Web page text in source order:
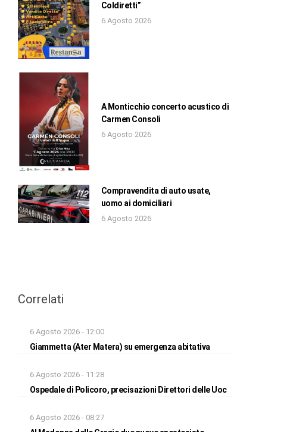
Coldiretti”
6 Agosto 2026
A Monticchio concerto acustico di
Carmen Consoli
6 Agosto 2026
Compravendita di auto usate,
uomo ai domiciliari
6 Agosto 2026
Correlati
6 Agosto 2026 - 12:00
Giammetta (Ater Matera) su emergenza abitativa
6 Agosto 2026 - 11:28
Ospedale di Policoro, precisazioni Direttori delle Uoc
6 Agosto 2026 - 08:27